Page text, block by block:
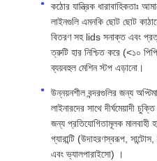
কঠোর যান্ত্রিক ধারাবাহিকতাঃ
লাইনগুলি এমনকি ছোট ছোট
বিতরণ সহ lids সনাক্ত এবং
ত্রুটি হার নিশ্চিত করে (<১০
ব্যয়বহুল মেশিন স্টপ এড়ানো।
উন্নয়নশীল বন্দরগুলির জন্য
লাইনারদের সাথে দীর্ঘমেয়াদী
জন্য প্রতিযোগিতামূলক মালবাহী
গ্যারান্টি (উদাহরণস্বরূপ,
এবং ভ্যালপারাইসো) ।